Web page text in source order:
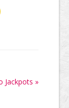
Jackpots »